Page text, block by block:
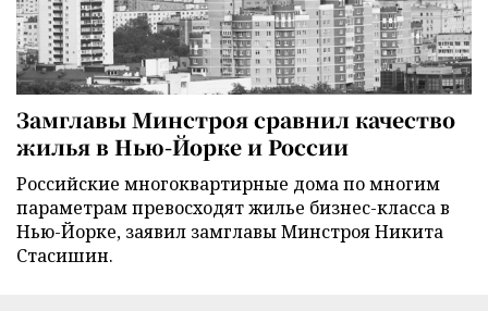
Замглавы Минстроя сравнил качество
жилья в Нью-Йорке и России
Российские многоквартирные дома по многим
параметрам превосходят жилье бизнес-класса в
Нью-Йорке, заявил замглавы Минстроя Никита
Стасишин.